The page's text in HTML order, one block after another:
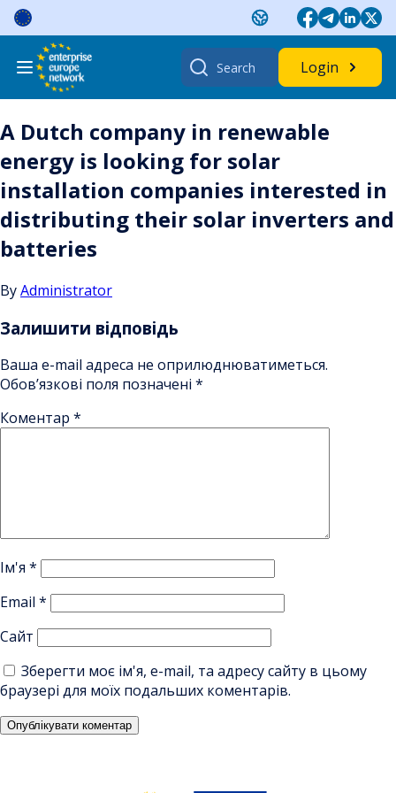
Skip
content
Search
for:
Login
A Dutch company in renewable
energy is looking for solar
installation companies interested in
distributing their solar inverters and
batteries
ByAdministrator
Залишити відповідь
Ваша e-mail адреса не оприлюднюватиметься.
Обов’язкові поля позначені *
Коментар *
Ім'я *
Email *
Сайт
Зберегти моє ім'я, e-mail, та адресу сайту в цьому
браузері для моїх подальших коментарів.